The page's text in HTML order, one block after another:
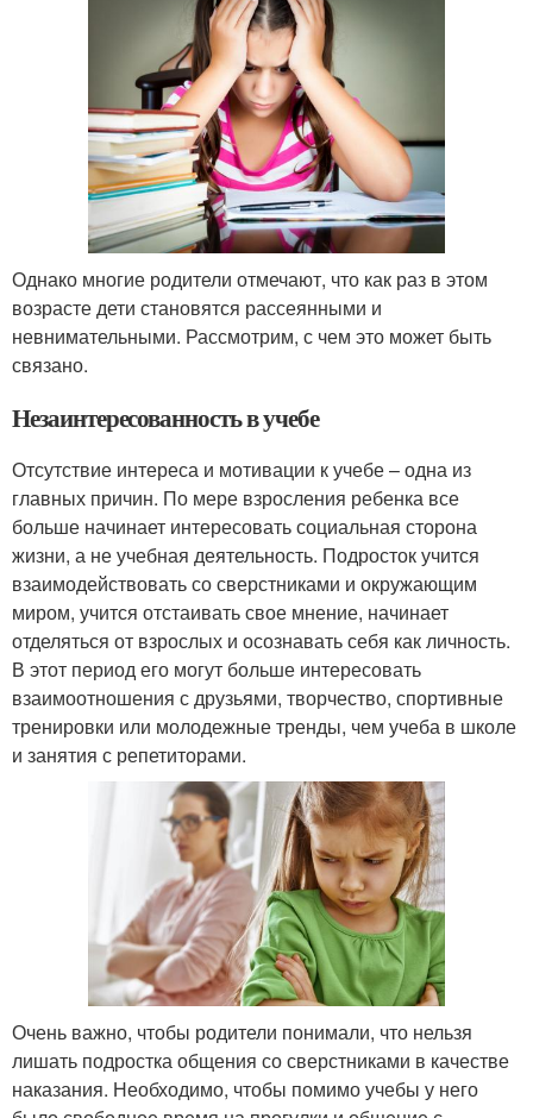
Однако многие родители отмечают, что как раз в этом
возрасте дети становятся рассеянными и
невнимательными. Рассмотрим, с чем это может быть
связано.
Незаинтересованность в учебе
Отсутствие интереса и мотивации к учебе – одна из
главных причин. По мере взросления ребенка все
больше начинает интересовать социальная сторона
жизни, а не учебная деятельность. Подросток учится
взаимодействовать со сверстниками и окружающим
миром, учится отстаивать свое мнение, начинает
отделяться от взрослых и осознавать себя как личность.
В этот период его могут больше интересовать
взаимоотношения с друзьями, творчество, спортивные
тренировки или молодежные тренды, чем учеба в школе
и занятия с репетиторами.
Очень важно, чтобы родители понимали, что нельзя
лишать подростка общения со сверстниками в качестве
наказания. Необходимо, чтобы помимо учебы у него